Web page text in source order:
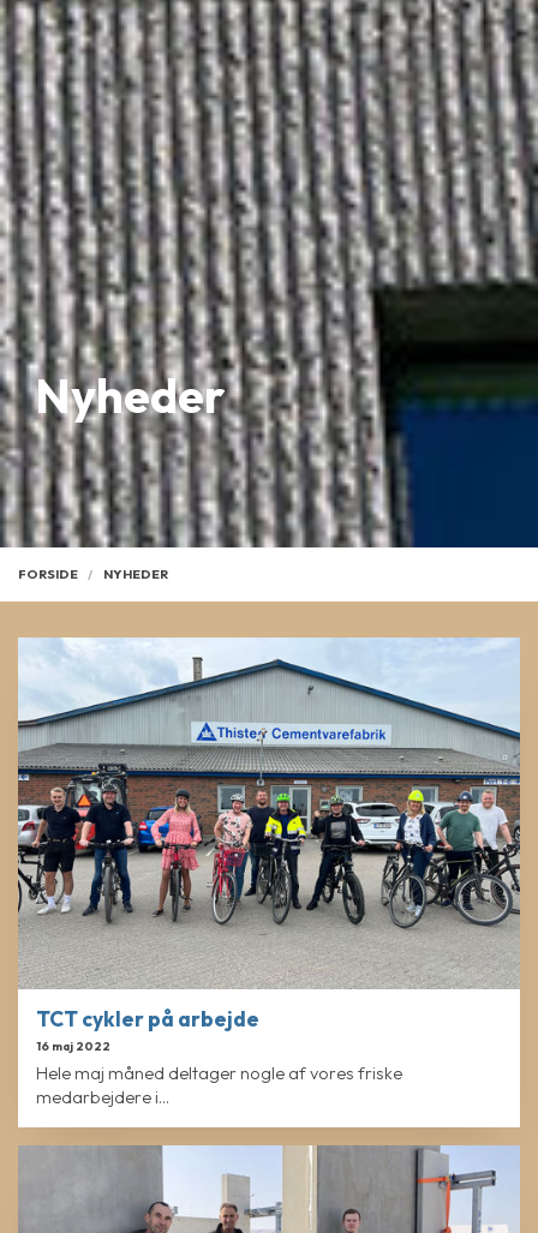
Nyheder
FORSIDE NYHEDER
TCT cykler på arbejde
16 maj 2022
Hele maj måned deltager nogle af vores friske
medarbejdere i...